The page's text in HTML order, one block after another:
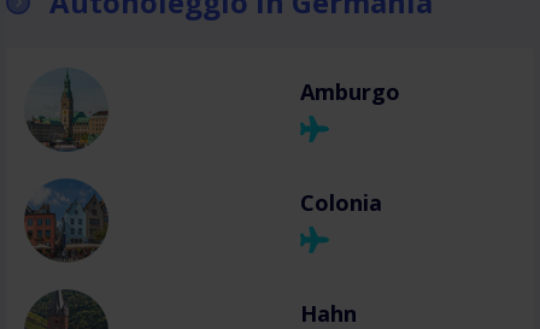
Amburgo
Colonia
Hahn